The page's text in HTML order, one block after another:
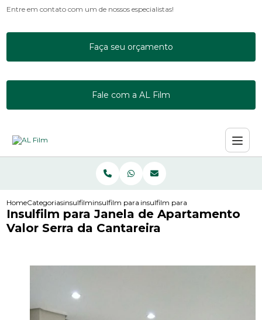
Entre em contato com um de nossos especialistas!
Faça seu orçamento
Fale com a AL Film
HomeCategoriasinsulfilminsulfilm para empresasinsulfilm para janela de
Insulfilm para Janela de Apartamento
Valor Serra da Cantareira